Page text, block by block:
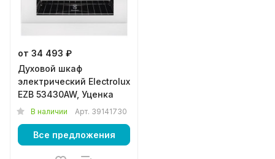
от 34 493 ₽
Духовой шкаф
электрический Electrolux
EZB 53430AW, Уценка
В наличии Арт. 39141730
Все предложения